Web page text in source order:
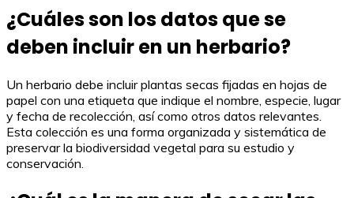
¿Cuáles son los datos que se
deben incluir en un herbario?
Un herbario debe incluir plantas secas fijadas en hojas de
papel con una etiqueta que indique el nombre, especie, lugar
y fecha de recolección, así como otros datos relevantes.
Esta colección es una forma organizada y sistemática de
preservar la biodiversidad vegetal para su estudio y
conservación.